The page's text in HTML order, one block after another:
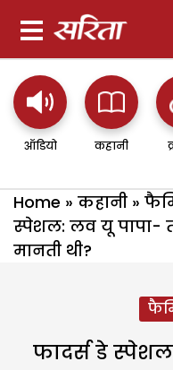
ऑडियो कहानी
Home » कहानी »
स्पेशल: लव यू पापा-
मानती थी?
फादर्स डे